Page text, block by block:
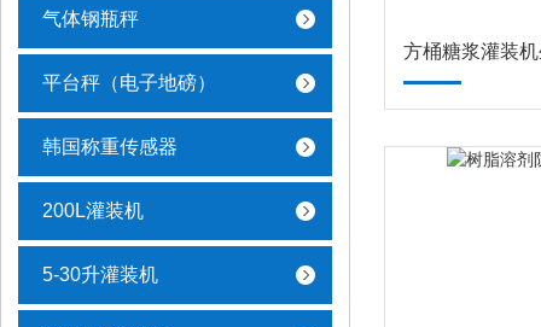
气体钢瓶秤
平台秤（电子地磅）
韩国称重传感器
200L灌装机
5-30升灌装机
方桶糖浆灌装